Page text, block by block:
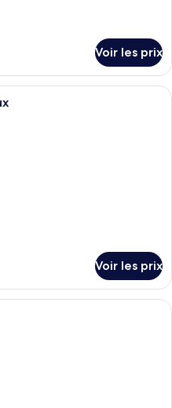
Voir les prix
Une chambre d’hôtel avec deux
Voir les prix
Chambre Luxe, 2 chambres |